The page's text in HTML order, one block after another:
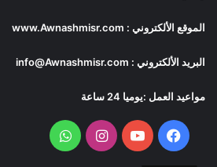
الموقع الألكتروني : www.Awnashmisr.com
البريد الألكتروني : info@Awnashmisr.com
مواعيد العمل :يوميا 24 ساعة
فيسبوكيوتيوب انستقرامواتساب